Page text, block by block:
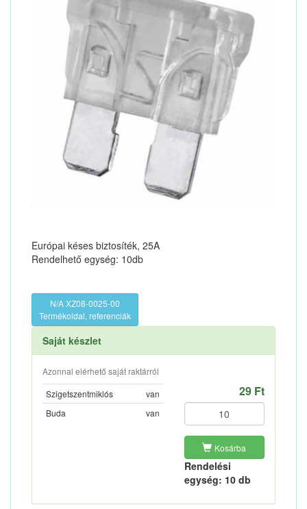
Európai késes biztosíték, 25A
Rendelhető egység: 10db
N/A XZ08-0025-00
Termékoldal, referenciák
Saját készlet
Azonnal elérhető saját raktárról
Szigetszentmiklós
van
Buda
van
29 Ft
Kosárba
Rendelési
egység: 10 db